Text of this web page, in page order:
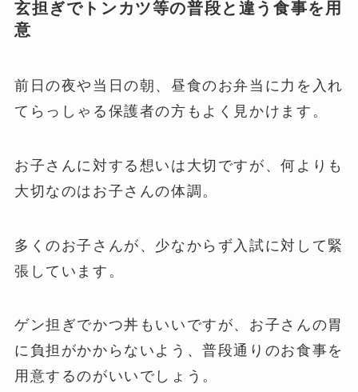
玄担ぎでトンカツ等の普段と違う食事を用
意
前日の夜や当日の朝、昼食のお弁当に力を入れ
てらっしゃる保護者の方もよく見かけます。
お子さんに対する想いは大切ですが、何よりも
大切なのはお子さんの体調。
多くのお子さんが、少なからず入試に対して緊
張しています。
ゲン担ぎでかつ丼もいいですが、お子さんの胃
に負担がかからないよう、普段通りのお食事を
用意するのがいいでしょう。